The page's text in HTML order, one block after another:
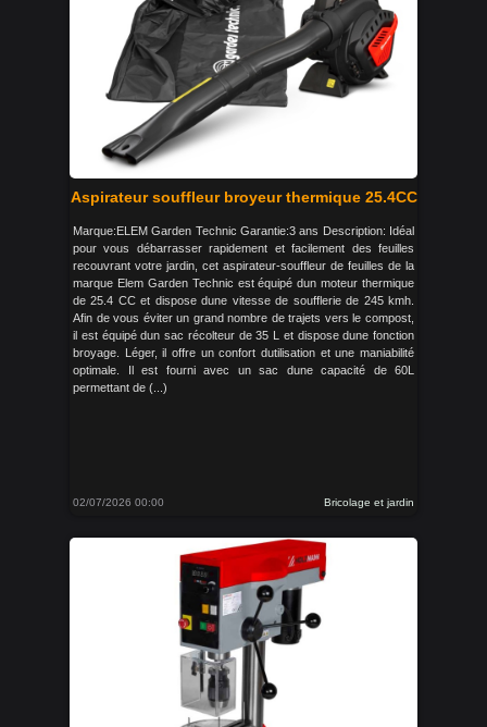
Aspirateur souffleur broyeur thermique 25.4CC
Marque:ELEM Garden Technic Garantie:3 ans Description: Idéal
pour vous débarrasser rapidement et facilement des feuilles
recouvrant votre jardin, cet aspirateur-souffleur de feuilles de la
marque Elem Garden Technic est équipé dun moteur thermique
de 25.4 CC et dispose dune vitesse de soufflerie de 245 kmh.
Afin de vous éviter un grand nombre de trajets vers le compost,
il est équipé dun sac récolteur de 35 L et dispose dune fonction
broyage. Léger, il offre un confort dutilisation et une maniabilité
optimale. Il est fourni avec un sac dune capacité de 60L
permettant de (...)
02/07/2026 00:00 Bricolage et jardin